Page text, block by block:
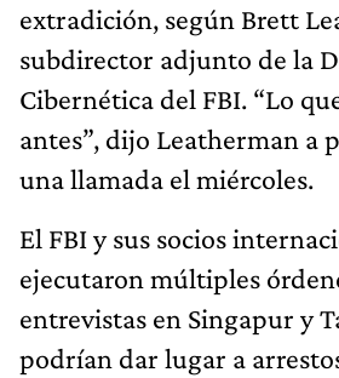
extradición, según Brett
subdirector adjunto de la
Cibernética del FBI. “Lo
antes”, dijo Leatherman a
una llamada el miércoles.
El FBI y sus socios
ejecutaron múltiples
entrevistas en Singapur y
podrían dar lugar a